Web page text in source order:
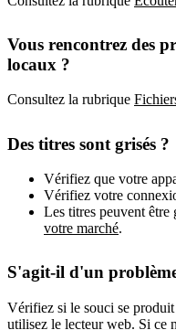
Vous rencontrez des
locaux ?
Consultez la rubrique
Des titres sont grisés ?
Vérifiez que votre
Vérifiez votre
Les titres peuvent être
votre marché.
S'agit-il d'un
Vérifiez si le souci se
utilisez le lecteur web. Si ce